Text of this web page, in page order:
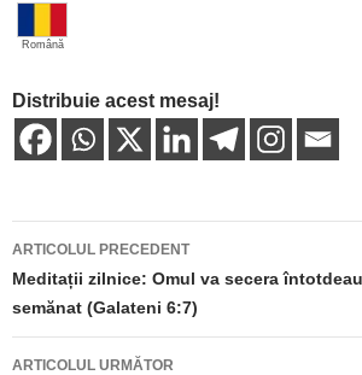
Română
Distribuie acest mesaj!
Navigare
în
articole
ARTICOLUL PRECEDENT
Meditații zilnice: Omul va secera
semănat (Galateni 6:7)
ARTICOLUL URMĂTOR